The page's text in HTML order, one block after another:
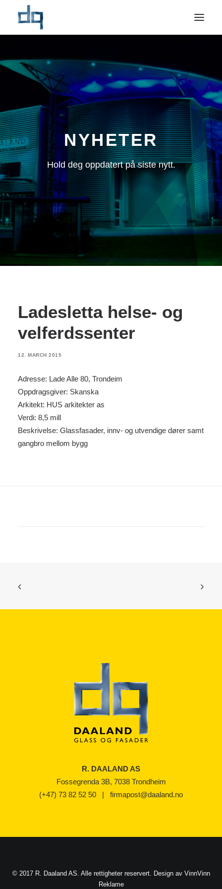
OM OSS
NYHETER
NÆRINGSMARKED
PRIVATMARKED
REFERANSER
BÆREKRAFT
KONTAKT
NYHETER
Hold deg oppdatert på siste nytt.
Ladesletta helse- og
velferdssenter
12. MARCH 2015
Adresse: Lade Alle 80, Trondeim
Oppdragsgiver: Skanska
Arkitekt: HUS arkitekter as
Verdi: 8,5 mill
Beskrivelse: Glassfasader, innv- og utvendige dører samt
gangbro mellom bygg
R. DAALAND AS
Fossegrenda 3B, 7038 Trondheim
(+47) 73 82 52 50 | firmapost@daaland.no
© 2017 R. Daaland AS. Alle rettigheter reservert. Design av VinnVinn
Reklame